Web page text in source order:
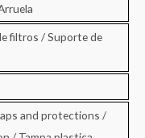
filtros / Suporte de
and protections /